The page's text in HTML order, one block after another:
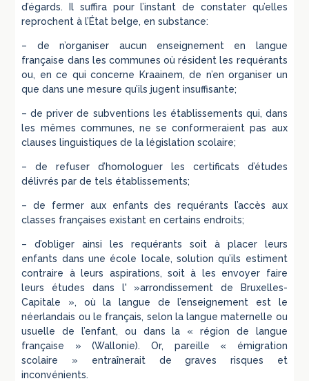
d’égards. Il suffira pour l’instant de constater qu’elles
reprochent à l’État belge, en substance:
– de n’organiser aucun enseignement en langue
française dans les communes où résident les requérants
ou, en ce qui concerne Kraainem, de n’en organiser un
que dans une mesure qu’ils jugent insuffisante;
– de priver de subventions les établissements qui, dans
les mêmes communes, ne se conformeraient pas aux
clauses linguistiques de la législation scolaire;
– de refuser d’homologuer les certificats d’études
délivrés par de tels établissements;
– de fermer aux enfants des requérants l’accès aux
classes françaises existant en certains endroits;
– d’obliger ainsi les requérants soit à placer leurs
enfants dans une école locale, solution qu’ils estiment
contraire à leurs aspirations, soit à les envoyer faire
leurs études dans l' »arrondissement de Bruxelles-
Capitale », où la langue de l’enseignement est le
néerlandais ou le français, selon la langue maternelle ou
usuelle de l’enfant, ou dans la « région de langue
française » (Wallonie). Or, pareille « émigration
scolaire » entraînerait de graves risques et
inconvénients.